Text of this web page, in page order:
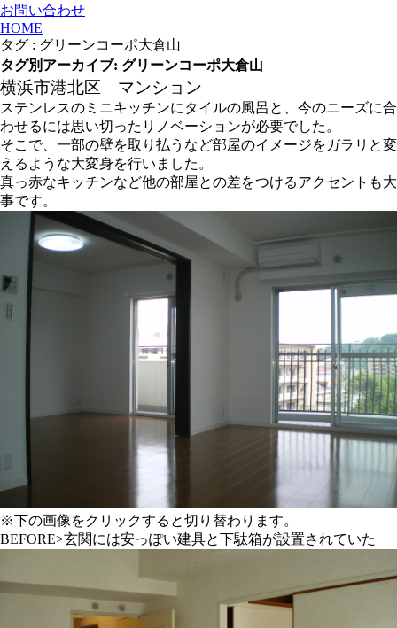
お問い合わせ
HOME
タグ : グリーンコーポ大倉山
タグ別アーカイブ: グリーンコーポ大倉山
横浜市港北区 マンション
ステンレスのミニキッチンにタイルの風呂と、今のニーズに合
わせるには思い切ったリノベーションが必要でした。
そこで、一部の壁を取り払うなど部屋のイメージをガラリと変
えるような大変身を行いました。
真っ赤なキッチンなど他の部屋との差をつけるアクセントも大
事です。
※下の画像をクリックすると切り替わります。
BEFORE>玄関には安っぽい建具と下駄箱が設置されていた